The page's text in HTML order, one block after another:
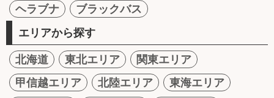
ヘラブナ
ブラックバス
エリアから探す
北海道 東北エリア
関東エリア
甲信越エリア
北陸エリア
東海エリア